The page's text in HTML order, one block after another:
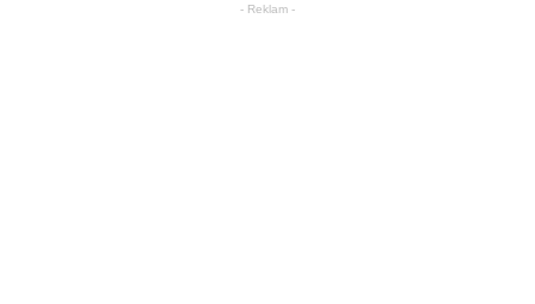
- Reklam -